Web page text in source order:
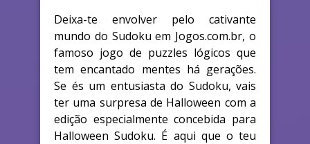
Deixa-te envolver pelo cativante
mundo do Sudoku em Jogos.com.br, o
famoso jogo de puzzles lógicos que
tem encantado mentes há gerações.
Se és um entusiasta do Sudoku, vais
ter uma surpresa de Halloween com a
edição especialmente concebida para
Halloween Sudoku. É aqui que o teu